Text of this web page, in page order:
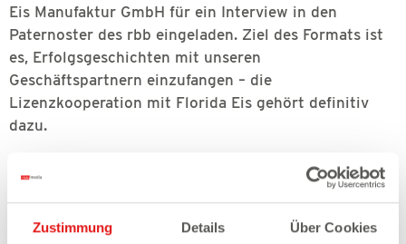
Zustimmung Details Über Cookies
Eis Manufaktur GmbH für ein Interview in den
Paternoster des rbb eingeladen. Ziel des Formats ist
es, Erfolgsgeschichten mit unseren
Geschäftspartnern einzufangen – die
Lizenzkooperation mit Florida Eis gehört definitiv
dazu.